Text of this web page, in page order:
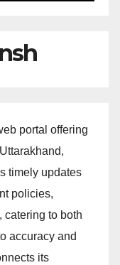
portal offering
timely updates
policies,
catering to both
accuracy and
its